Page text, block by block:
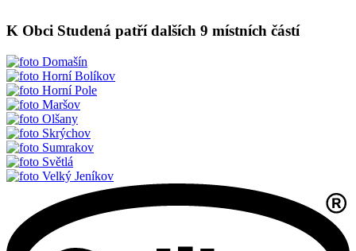
K Obci Studená patří dalších 9 místních částí
Domašín
Horní Bolíkov
Horní Pole
Maršov
Olšany
Skrýchov
Sumrakov
Světlá
Velký Jeníkov